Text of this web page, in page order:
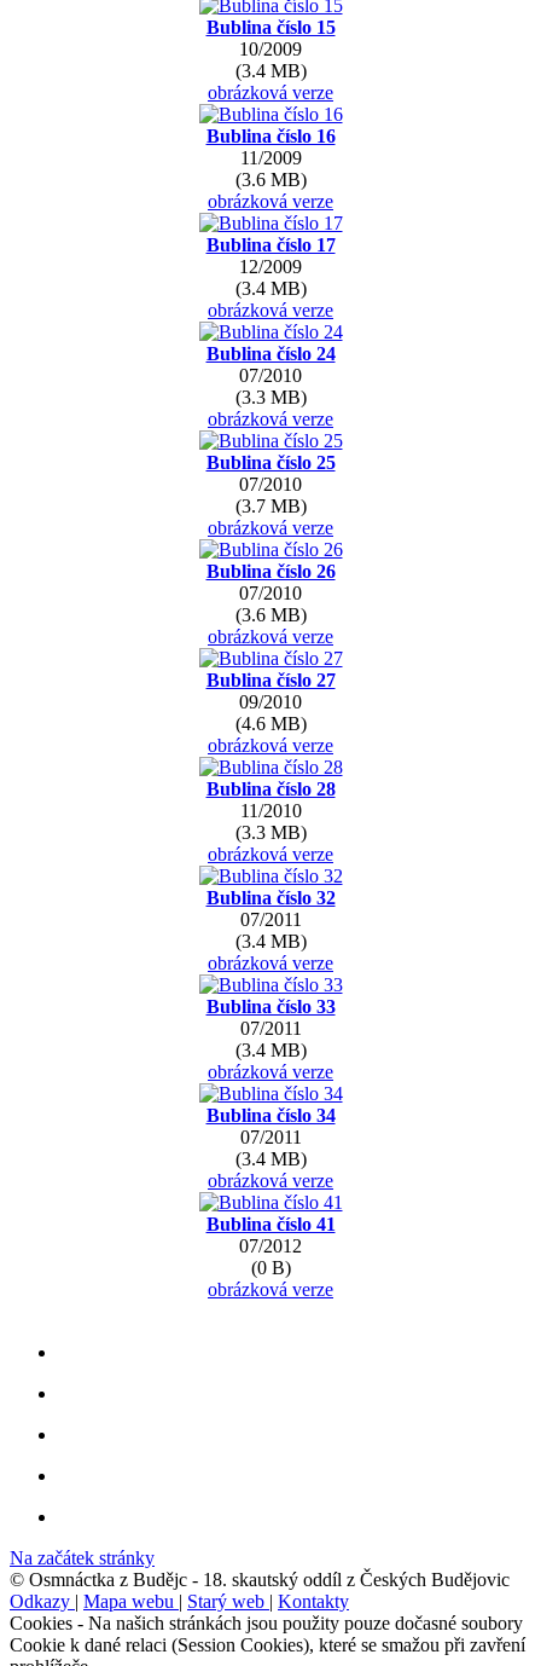
Bublina číslo 15
10/2009
(3.4 MB)
obrázková verze
Bublina číslo 16
11/2009
(3.6 MB)
obrázková verze
Bublina číslo 17
12/2009
(3.4 MB)
obrázková verze
Bublina číslo 24
07/2010
(3.3 MB)
obrázková verze
Bublina číslo 25
07/2010
(3.7 MB)
obrázková verze
Bublina číslo 26
07/2010
(3.6 MB)
obrázková verze
Bublina číslo 27
09/2010
(4.6 MB)
obrázková verze
Bublina číslo 28
11/2010
(3.3 MB)
obrázková verze
Bublina číslo 32
07/2011
(3.4 MB)
obrázková verze
Bublina číslo 33
07/2011
(3.4 MB)
obrázková verze
Bublina číslo 34
07/2011
(3.4 MB)
obrázková verze
Bublina číslo 41
07/2012
(0 B)
obrázková verze
Na začátek stránky
© Osmnáctka z Budějc - 18. skautský oddíl z Českých Budějovic
Odkazy | Mapa webu | Starý web | Kontakty
Cookies - Na našich stránkách jsou použity pouze dočasné soubory
Cookie k dané relaci (Session Cookies), které se smažou při zavření